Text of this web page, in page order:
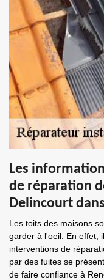
Les
de réparation
Delincourt
Les toits des maisons
garder à l'oeil. En effet,
interventions de
par des fuites se
de faire confiance à